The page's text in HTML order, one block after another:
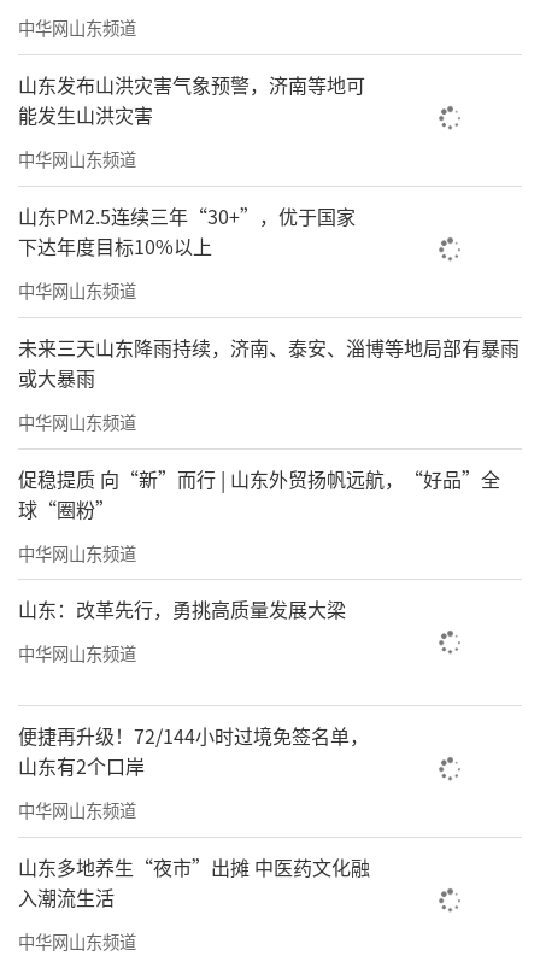
中华网山东频道
山东发布山洪灾害气象预警，济南等地可
能发生山洪灾害
中华网山东频道
山东PM2.5连续三年“30+”，优于国家
下达年度目标10%以上
中华网山东频道
未来三天山东降雨持续，济南、泰安、淄博等地局部有暴雨
或大暴雨
中华网山东频道
促稳提质 向“新”而行 | 山东外贸扬帆远航，“好品”全
球“圈粉”
中华网山东频道
山东：改革先行，勇挑高质量发展大梁
中华网山东频道
便捷再升级！72/144小时过境免签名单，
山东有2个口岸
中华网山东频道
山东多地养生“夜市”出摊 中医药文化融
入潮流生活
中华网山东频道